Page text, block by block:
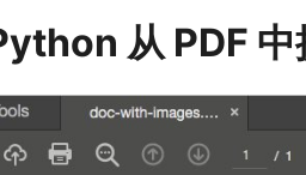
从 PDF 中